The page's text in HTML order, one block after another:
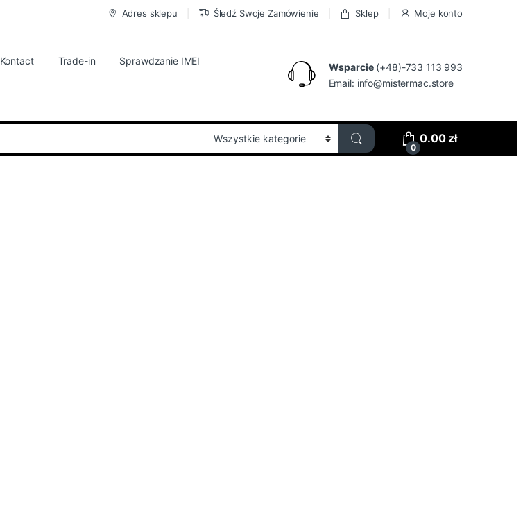
Adres sklepu Śledź Swoje Zamówienie Sklep Moje konto
Kontact Trade-in Sprawdzanie IMEI
Wsparcie (+48)-733 113 993
Email: info@mistermac.store
0
0.00 zł